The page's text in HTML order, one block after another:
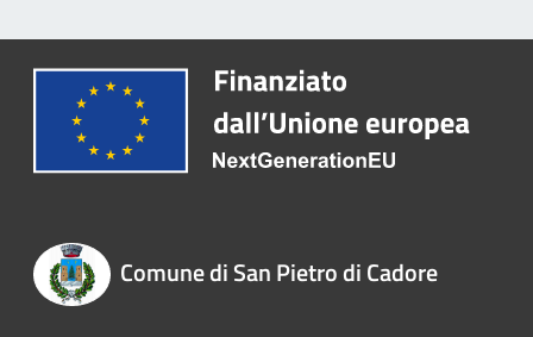
Comune di San Pietro di Cadore